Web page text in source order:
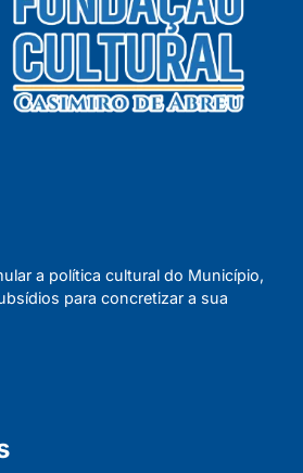
a política cultural do Município,
para concretizar a sua